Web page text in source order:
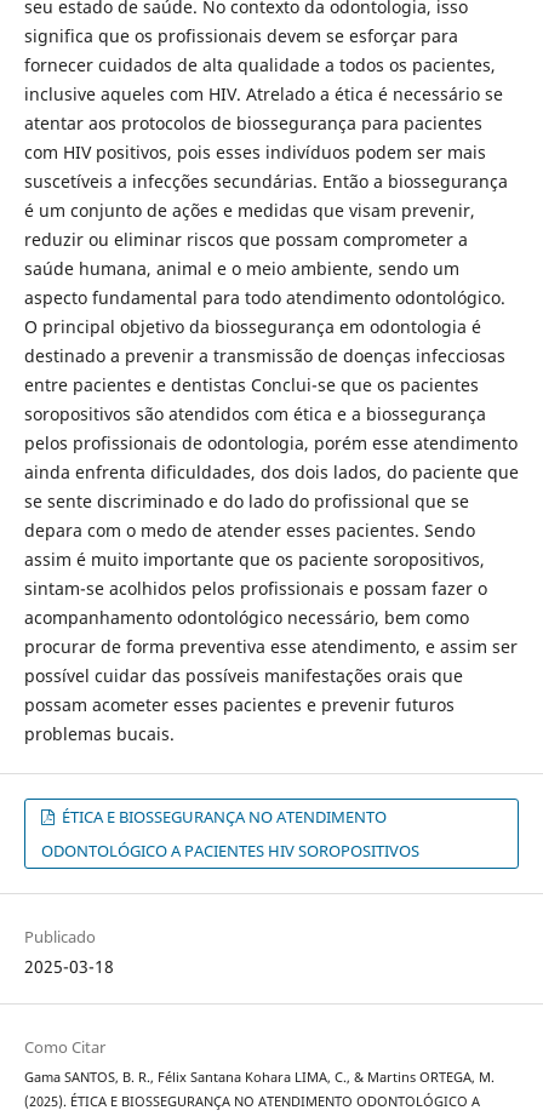
seu estado de saúde. No contexto da odontologia, isso
significa que os profissionais devem se esforçar para
fornecer cuidados de alta qualidade a todos os pacientes,
inclusive aqueles com HIV. Atrelado a ética é necessário se
atentar aos protocolos de biossegurança para pacientes
com HIV positivos, pois esses indivíduos podem ser mais
suscetíveis a infecções secundárias. Então a biossegurança
é um conjunto de ações e medidas que visam prevenir,
reduzir ou eliminar riscos que possam comprometer a
saúde humana, animal e o meio ambiente, sendo um
aspecto fundamental para todo atendimento odontológico.
O principal objetivo da biossegurança em odontologia é
destinado a prevenir a transmissão de doenças infecciosas
entre pacientes e dentistas Conclui-se que os pacientes
soropositivos são atendidos com ética e a biossegurança
pelos profissionais de odontologia, porém esse atendimento
ainda enfrenta dificuldades, dos dois lados, do paciente que
se sente discriminado e do lado do profissional que se
depara com o medo de atender esses pacientes. Sendo
assim é muito importante que os paciente soropositivos,
sintam-se acolhidos pelos profissionais e possam fazer o
acompanhamento odontológico necessário, bem como
procurar de forma preventiva esse atendimento, e assim ser
possível cuidar das possíveis manifestações orais que
possam acometer esses pacientes e prevenir futuros
problemas bucais.
ÉTICA E BIOSSEGURANÇA NO ATENDIMENTO
ODONTOLÓGICO A PACIENTES HIV SOROPOSITIVOS
Publicado
2025-03-18
Como Citar
Gama SANTOS, B. R., Félix Santana Kohara LIMA, C., & Martins ORTEGA, M.
(2025). ÉTICA E BIOSSEGURANÇA NO ATENDIMENTO ODONTOLÓGICO A